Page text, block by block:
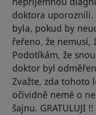
doktora uporoznili.
byla, pokud by
řeřeno, že nemusí,
Podotíkám, že
doktor byl
Zvažte, zda tohoto
očividně nemé o
šajnu. GRATULUJI !!